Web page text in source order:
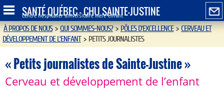
SANTÉ QUÉBEC - CHU SAINTE-JUSTINE
Centre hospitalier universitaire mère-enfant
À PROPOS DE NOUS>QUI SOMMES-NOUS?>PÔLES D’EXCELLENCE>CERVEAU ET
DÉVELOPPEMENT DE L’ENFANT > PETITS JOURNALISTES
« Petits journalistes de Sainte-Justine »
Cerveau et développement de l’enfant